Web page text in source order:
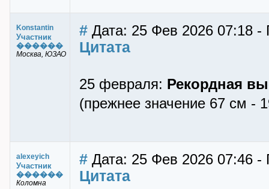
Konstantin
Участник
������
Москва, ЮЗАО
# Дата: 25 Фев 2026 07:18 -
Цитата
25 февраля: Рекордная
(прежнее значение 67 см -
alexeyich
Участник
������
Коломна
# Дата: 25 Фев 2026 07:46 -
Цитата